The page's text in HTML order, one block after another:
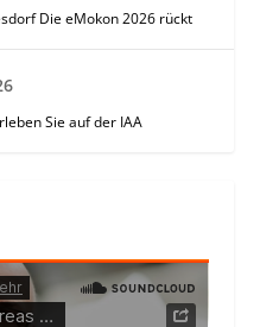
Die eMokon 2026 rückt
Sie auf der IAA